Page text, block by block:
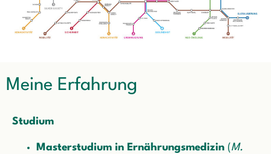
Meine Erfahrung
Studium
Masterstudium in Ernährungsmedizin (M.